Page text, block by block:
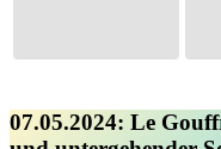
07.05.2024: Le